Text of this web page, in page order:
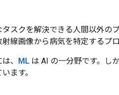
タスクを解決できる人間以外の
射線画像から病気を特定するプ
、 ML は AI の一分野です。し
ます。